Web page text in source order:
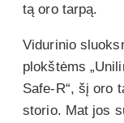
tą oro tarpą.
Vidurinio
plokštėms
Safe-R“, šį oro
storio. Mat jos